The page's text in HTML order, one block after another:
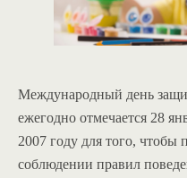
Международный день
ежегодно отмечается 28
2007 году для того, чтобы
соблюдении правил